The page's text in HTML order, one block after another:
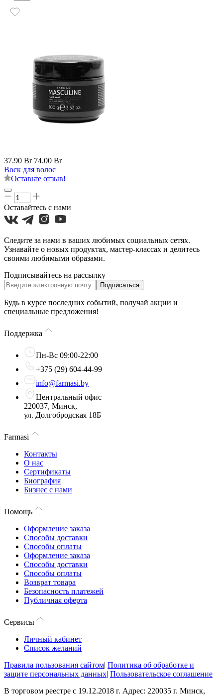
37.90 Br 74.00 Br
Воск для волос
Оставьте отзыв!
Оставайтесь с нами
Следите за нами в ваших любимых социальных сетях.
Узнавайте о новых продуктах, мастер-классах и делитесь
своими любимыми образами.
Подписывайтесь на рассылку
Подписаться
Будь в курсе последних событий, получай акции и
специальные предложения!
Поддержка
Пн-Вс 09:00-22:00
+375 (29) 604-44-99
info@farmasi.by
Центральный офис
220037, Минск,
ул. Долгобродская 18Б
Farmasi
Контакты
О нас
Сертификаты
Биография
Бизнес с нами
Помощь
Оформление заказа
Способы доставки
Способы оплаты
Оформление заказа
Способы доставки
Способы оплаты
Возврат товара
Безопасность платежей
Публичная оферта
Сервисы
Личный кабинет
Список желаний
Правила пользования сайтом| Политика об обработке и
защите персональных данных| Пользовательское соглашение
В торговом реестре с 19.12.2018 г. Адрес: 220035 г. Минск,